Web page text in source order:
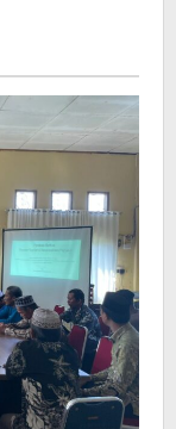
Bersama
Kades
dan
Imam